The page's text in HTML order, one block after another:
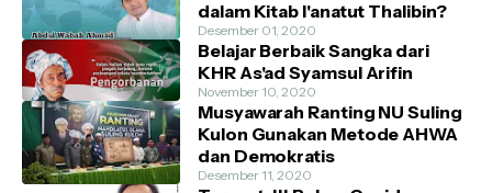
dalam Kitab I'anatut Thalibin?
Desember 01, 2020
Belajar Berbaik Sangka dari
KHR As'ad Syamsul Arifin
November 10, 2020
Musyawarah Ranting NU Suling
Kulon Gunakan Metode AHWA
dan Demokratis
Desember 11, 2020